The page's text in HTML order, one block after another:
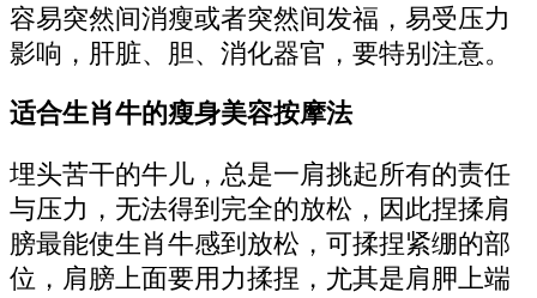
容易突然间消瘦或者突然间发福，易受压力
影响，肝脏、胆、消化器官，要特别注意。
适合生肖牛的瘦身美容按摩法
埋头苦干的牛儿，总是一肩挑起所有的责任
与压力，无法得到完全的放松，因此捏揉肩
膀最能使生肖牛感到放松，可揉捏紧绷的部
位，肩膀上面要用力揉捏，尤其是肩胛上端